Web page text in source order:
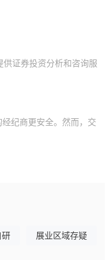
供证券投资分析和咨询服
纪商更安全。然而，交
研 展业区域存疑